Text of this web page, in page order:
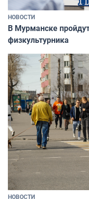
НОВОСТИ
В Мурманске
физкультурника
НОВОСТИ